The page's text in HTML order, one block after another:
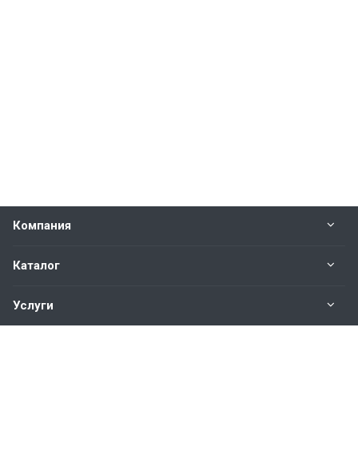
Компания
Каталог
Услуги